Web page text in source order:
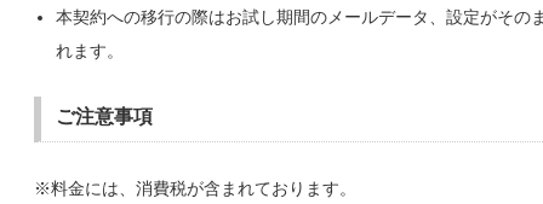
本契約への移行の際はお試し期間のメールデータ、設定がその
れます。
ご注意事項
※料金には、消費税が含まれております。